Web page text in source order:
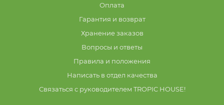
Оплата
Гарантия и возврат
Хранение заказов
Вопросы и ответы
Правила и положения
Написать в отдел качества
Связаться с руководителем TROPIC HOUSE!